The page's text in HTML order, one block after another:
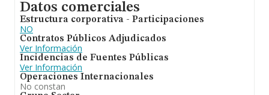
Datos comerciales
Estructura corporativa - Participaciones
NO
Contratos Públicos Adjudicados
Ver Información
Incidencias de Fuentes Públicas
Ver Información
Operaciones Internacionales
No constan